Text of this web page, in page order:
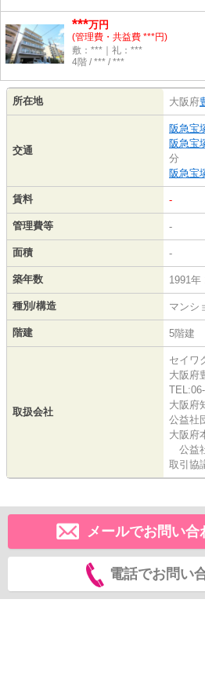
***万円
(管理費・共益費 ***円)
敷：***｜礼：***
4階 / *** / ***
所在地 大阪府
交通
阪急宝
阪急宝
分
阪急宝
賃料 -
管理費等 -
面積 -
築年数 1991年
種別/構造 マンシ
階建 5階建
取扱会社
セイワ
大阪府
大阪府
公益社
大阪
公益
取引協
メールでお問い合
電話でお問い